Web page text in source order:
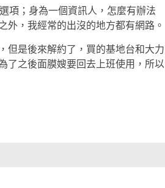
項；身為一個資訊人，怎麼有辦法
外，我經常的出沒的地方都有網路。
但是後來解約了，買的基地台和大力
了之後面膜嫂要回去上班使用，所以